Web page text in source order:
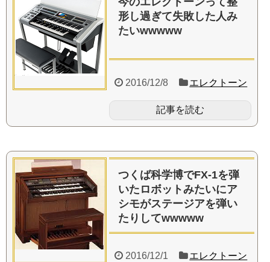
形し過ぎて失敗した人み
たいwwwww
2016/12/8 エレクトーン
記事を読む
つくば科学博でFX-1を弾
いたロボットみたいにア
シモがステージアを弾い
たりしてwwwww
2016/12/1 エレクトーン